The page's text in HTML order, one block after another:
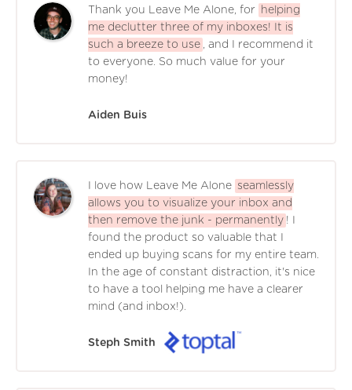
Thank you Leave Me Alone, for
helping
me declutter three of my inboxes! It is
such a breeze to use
, and I recommend it
to everyone. So much value for your
money!
Aiden Buis
I love how Leave Me Alone seamlessly
allows you to visualize your inbox and
then remove the junk - permanently ! I
found the product so valuable that I
ended up buying scans for my entire team.
In the age of constant distraction, it's nice
to have a tool helping me have a clearer
mind (and inbox!).
Steph Smith